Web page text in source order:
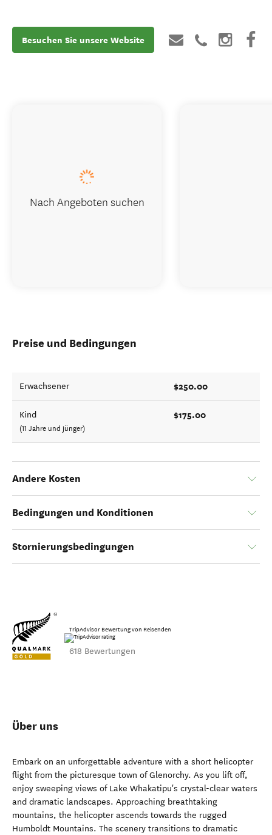
Besuchen Sie unsere Website
Preise und Bedingungen
Erwachsener $250.00
Kind
(11 Jahre und jünger)
$175.00
Andere Kosten
Bedingungen und Konditionen
Stornierungsbedingungen
TripAdvisor Bewertung von Reisenden
618 Bewertungen
Über uns
Embark on an unforgettable adventure with a short helicopter
flight from the picturesque town of Glenorchy. As you lift off,
enjoy sweeping views of Lake Whakatipu's crystal-clear waters
and dramatic landscapes. Approaching breathtaking
mountains, the helicopter ascends towards the rugged
Humboldt Mountains. The scenery transitions to dramatic
Nach Angeboten suchen